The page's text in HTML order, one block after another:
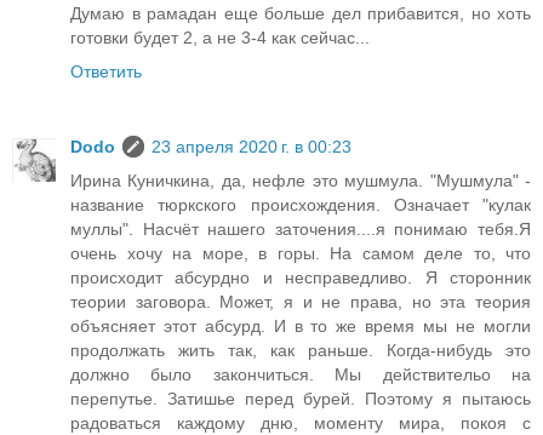
Думаю в рамадан еще больше дел прибавится, но хоть
готовки будет 2, а не 3-4 как сейчас...
Ответить
Dodo
23 апреля 2020 г. в 00:23
Ирина Куничкина, да, нефле это мушмула. "Мушмула" -
название тюркского происхождения. Означает "кулак
муллы". Насчёт нашего заточения....я понимаю тебя.Я
очень хочу на море, в горы. На самом деле то, что
происходит абсурдно и несправедливо. Я сторонник
теории заговора. Может, я и не права, но эта теория
объясняет этот абсурд. И в то же время мы не могли
продолжать жить так, как раньше. Когда-нибудь это
должно было закончиться. Мы действительо на
перепутье. Затишье перед бурей. Поэтому я пытаюсь
радоваться каждому дню, моменту мира, покоя с